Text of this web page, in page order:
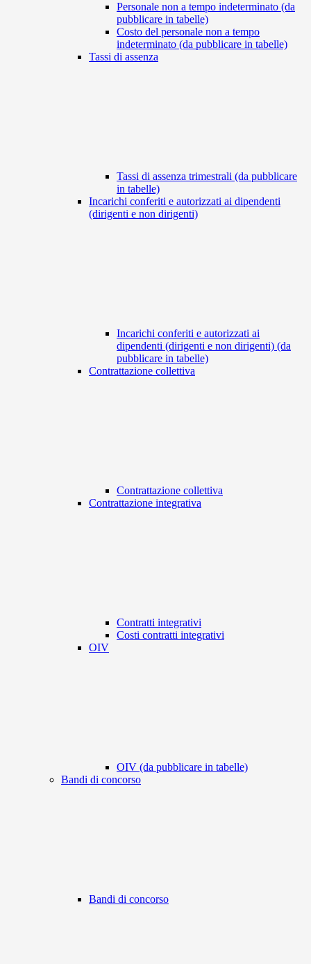
Personale non a tempo indeterminato (da
pubblicare in tabelle)
Costo del personale non a tempo
indeterminato (da pubblicare in tabelle)
Tassi di assenza
Tassi di assenza trimestrali (da pubblicare
in tabelle)
Incarichi conferiti e autorizzati ai dipendenti
(dirigenti e non dirigenti)
Incarichi conferiti e autorizzati ai
dipendenti (dirigenti e non dirigenti) (da
pubblicare in tabelle)
Contrattazione collettiva
Contrattazione collettiva
Contrattazione integrativa
Contratti integrativi
Costi contratti integrativi
OIV
OIV (da pubblicare in tabelle)
Bandi di concorso
Bandi di concorso